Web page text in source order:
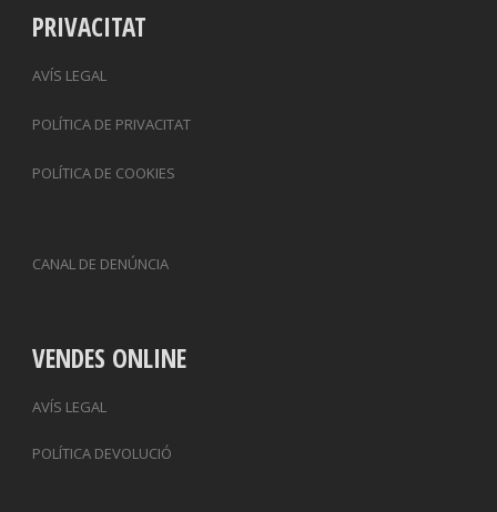
PRIVACITAT
AVÍS LEGAL
POLÍTICA DE PRIVACITAT
POLÍTICA DE COOKIES
CANAL DE DENÚNCIA
VENDES ONLINE
AVÍS LEGAL
POLÍTICA DEVOLUCIÓ